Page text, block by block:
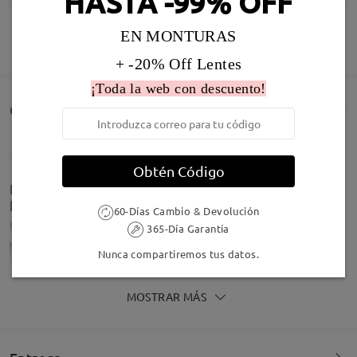
Infomación de Modelo
MOSTRAR MÁS
Comentarios de Clientes(8)
El color es preciosoooo. Y la forma queda ideal. Me
han encantado
by Jul 29 , 2026
MOSTRAR MÁS
EN MONTURAS
+ -20% Off Lentes
¡Toda la web con descuento!
Obtén Código
60-Días Cambio & Devolución
365-Día Garantía
Nunca compartiremos tus datos.